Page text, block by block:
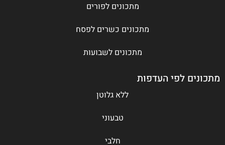
מתכונים לפורים
מתכונים כשרים לפסח
מתכונים לשבועות
מתכונים לפי העדפות
ללא גלוטן
טבעוני
חלבי